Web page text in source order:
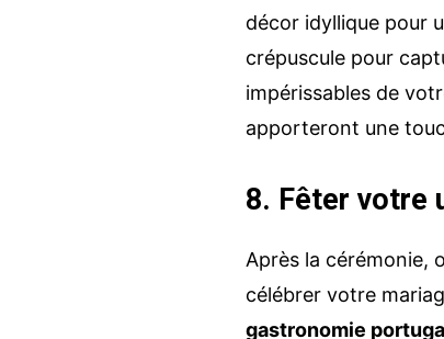
décor idyllique pour
crépuscule pour
impérissables de
apporteront une
8. Fêter votre
Après la cérémonie,
célébrer votre
gastronomie